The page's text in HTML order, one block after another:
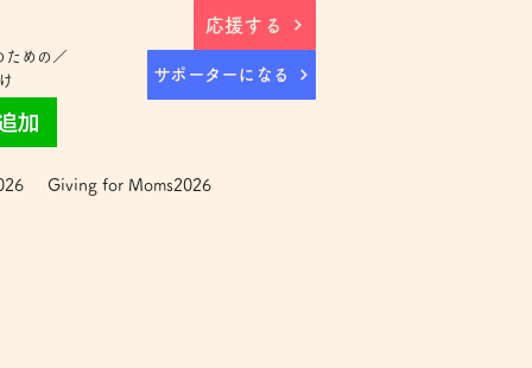
ための／
応援する
サポーターになる
Giving for Moms2026